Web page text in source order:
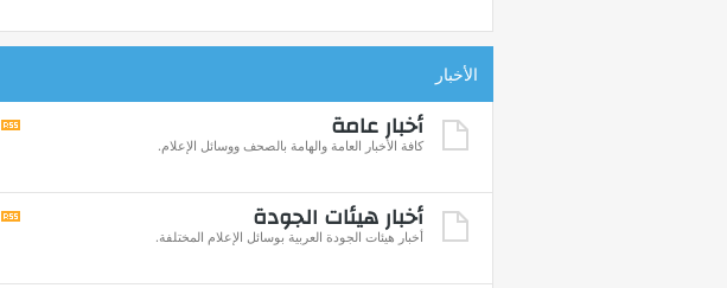
الأخبار
أخبار عامة
كافة الأخبار العامة والهامة بالصحف ووسائل الإعلام.
أخبار هيئات الجودة
أخبار هيئات الجودة العربية بوسائل الإعلام المختلفة.